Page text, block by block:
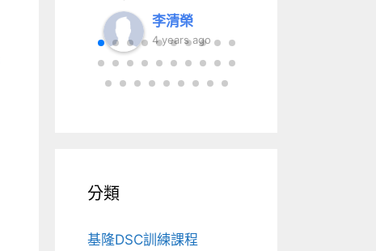
李清榮
4 years ago
分類
基隆DSC訓練課程